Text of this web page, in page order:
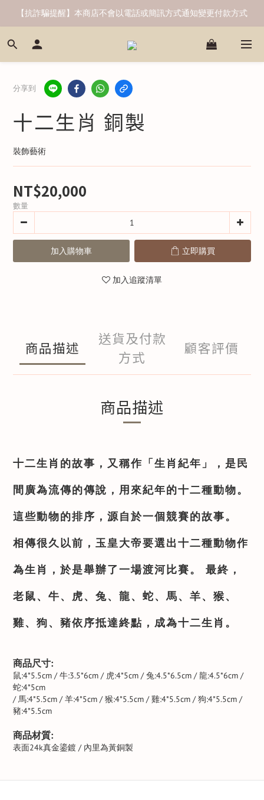
【抗詐騙提醒】本商店不會以電話或簡訊方式通知變更付款方式
分享到
十二生肖 銅製
裝飾藝術
NT$20,000
數量
加入購物車 立即購買
加入追蹤清單
商品描述
送貨及付款
方式
顧客評價
商品描述
十二生肖的故事，又稱作「生肖紀年」，是民
間廣為流傳的傳說，用來紀年的十二種動物。
這些動物的排序，源自於一個競賽的故事。
相傳很久以前，玉皇大帝要選出十二種動物作
為生肖，於是舉辦了一場渡河比賽。 最終，
老鼠、牛、虎、兔、龍、蛇、馬、羊、猴、
雞、狗、豬依序抵達終點，成為十二生肖。
商品尺寸:
鼠:4*5.5cm / 牛:3.5*6cm / 虎:4*5cm / 兔:4.5*6.5cm / 龍:4.5*6cm /
蛇:4*5cm
/ 馬:4*5.5cm / 羊:4*5cm / 猴:4*5.5cm / 雞:4*5.5cm / 狗:4*5.5cm /
豬:4*5.5cm
商品材質:
表面24k真金鎏鍍 / 內里為黃銅製